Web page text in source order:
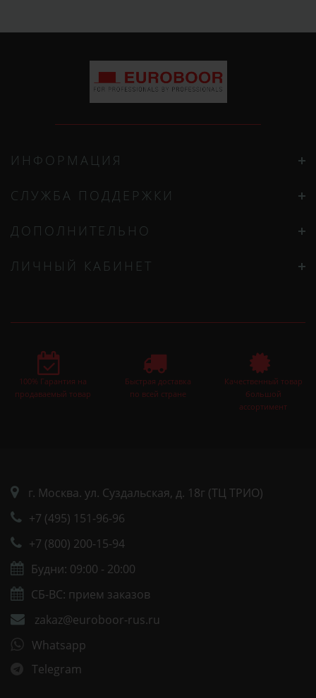
ИНФОРМАЦИЯ
СЛУЖБА ПОДДЕРЖКИ
ДОПОЛНИТЕЛЬНО
ЛИЧНЫЙ КАБИНЕТ
100% Гарантия на
продаваемый товар
Быстрая доставка
по всей стране
Качественный товар
большой
ассортимент
г. Москва. ул. Суздальская, д. 18г (ТЦ ТРИО)
+7 (495) 151-96-96
+7 (800) 200-15-94
Будни: 09:00 - 20:00
СБ-ВС: прием заказов
zakaz@euroboor-rus.ru
Whatsapp
Telegram